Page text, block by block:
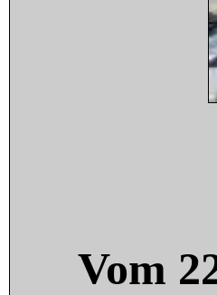
Vom